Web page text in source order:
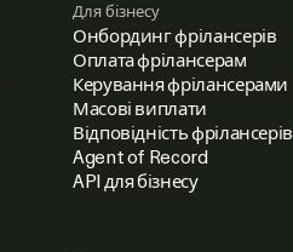
Для бізнесу
Онбординг фрілансерів
Оплата фрілансерам
Керування фрілансерами
Масові виплати
Відповідність фрілансерів
Agent of Record
API для бізнесу